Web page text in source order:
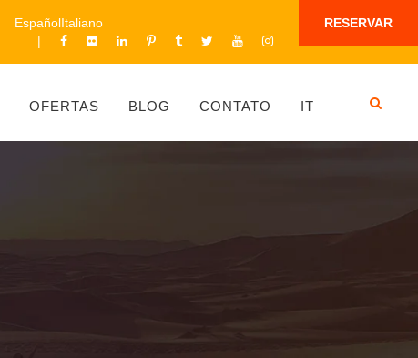
RESERVAR
EspañolItaliano
OFERTAS BLOG CONTATO IT